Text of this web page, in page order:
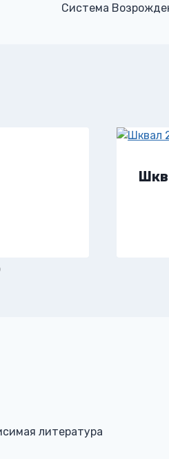
Система
литература